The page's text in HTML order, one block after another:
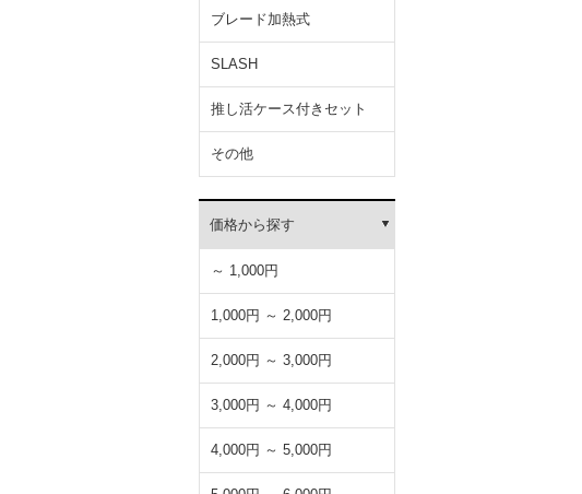
ブレード加熱式
SLASH
推し活ケース付きセット
その他
価格から探す
～ 1,000円
1,000円 ～ 2,000円
2,000円 ～ 3,000円
3,000円 ～ 4,000円
4,000円 ～ 5,000円